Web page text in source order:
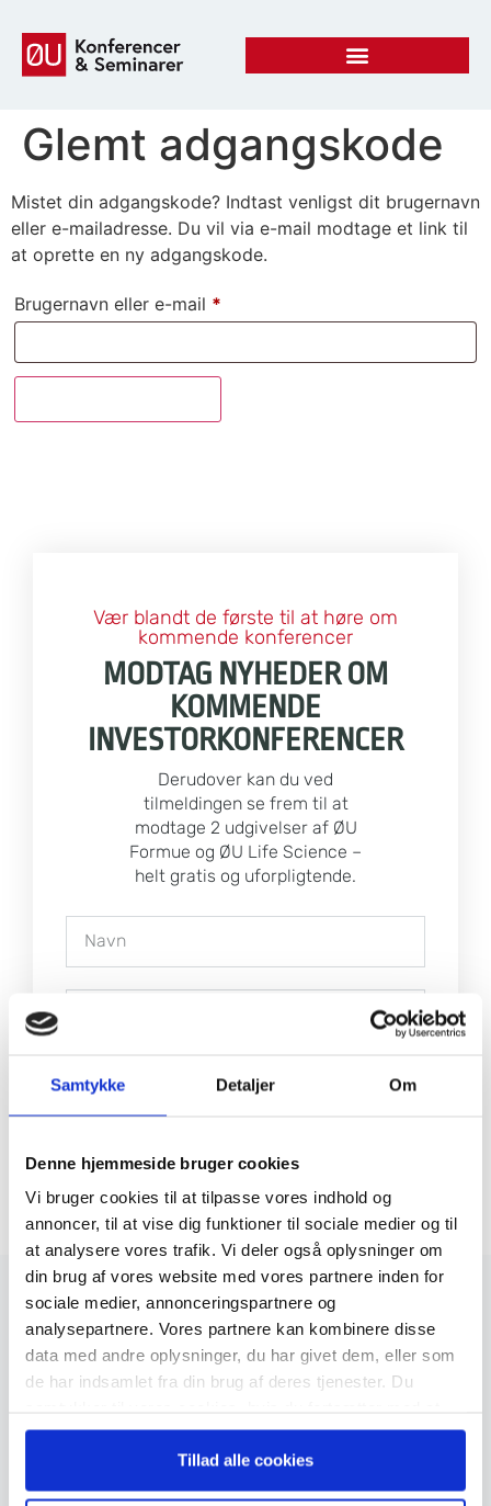
Samtykke Detaljer Om
Denne hjemmeside bruger cookies
Vi bruger cookies til at tilpasse vores indhold og
annoncer, til at vise dig funktioner til sociale medier og til
at analysere vores trafik. Vi deler også oplysninger om
din brug af vores website med vores partnere inden for
sociale medier, annonceringspartnere og
analysepartnere. Vores partnere kan kombinere disse
data med andre oplysninger, du har givet dem, eller som
de har indsamlet fra din brug af deres tjenester. Du
anvende vores hjemmeside.
Tillad alle cookies
Glemt adgangskode
Mistet din adgangskode? Indtast venligst dit brugernavn
eller e-mailadresse. Du vil via e-mail modtage et link til
at oprette en ny adgangskode.
Brugernavn eller e-mail *
Vær blandt de første til at høre om
kommende konferencer
MODTAG NYHEDER OM
KOMMENDE
INVESTORKONFERENCER
Derudover kan du ved
tilmeldingen se frem til at
modtage 2 udgivelser af ØU
Formue og ØU Life Science –
helt gratis og uforpligtende.
mails med de seneste historier fra
Økonomisk Ugebrev. Lejlighedsvis må I
gerne sende mig gode tilbud og information
om events. Samtidig accepterer jegØU’s
Privatlivspolitik.Du kan til enhver tid
afmelde dig med et enkelt klik. Hvis du
allerede er abonnent hos Økonomisk
Ugebrev, vil du ikke modtage de gratis
udgivelser. Du vil stadig blive tilmeldt vores